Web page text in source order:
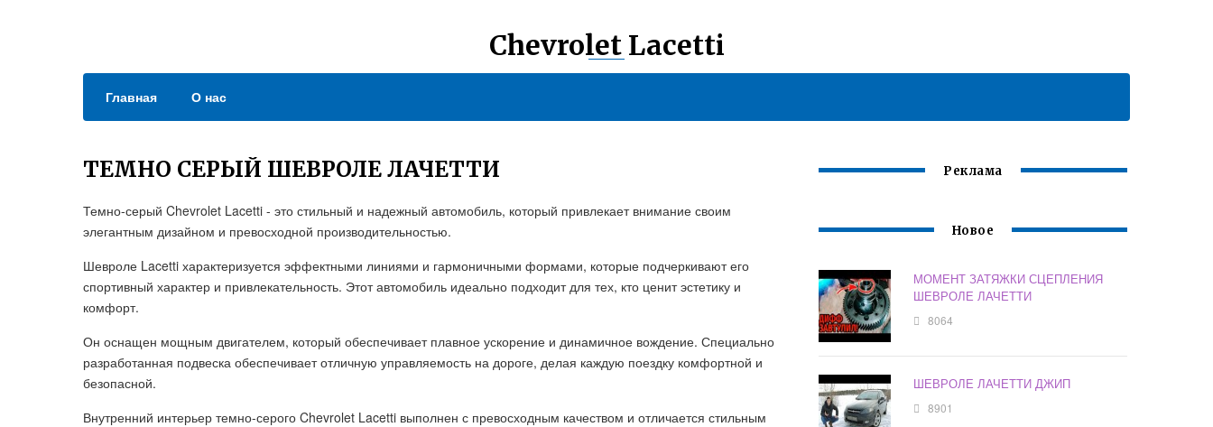
Chevrolet Lacetti
Главная О нас
ТЕМНО СЕРЫЙ ШЕВРОЛЕ ЛАЧЕТТИ
Темно-серый Chevrolet Lacetti - это стильный и надежный автомобиль, который привлекает внимание своим
элегантным дизайном и превосходной производительностью.
Шевроле Lacetti характеризуется эффектными линиями и гармоничными формами, которые подчеркивают его
спортивный характер и привлекательность. Этот автомобиль идеально подходит для тех, кто ценит эстетику и
комфорт.
Он оснащен мощным двигателем, который обеспечивает плавное ускорение и динамичное вождение. Специально
разработанная подвеска обеспечивает отличную управляемость на дороге, делая каждую поездку комфортной и
безопасной.
Внутренний интерьер темно-серого Chevrolet Lacetti выполнен с превосходным качеством и отличается стильным
Реклама
Новое
МОМЕНТ ЗАТЯЖКИ СЦЕПЛЕНИЯ
ШЕВРОЛЕ ЛАЧЕТТИ
8064
ШЕВРОЛЕ ЛАЧЕТТИ ДЖИП
8901